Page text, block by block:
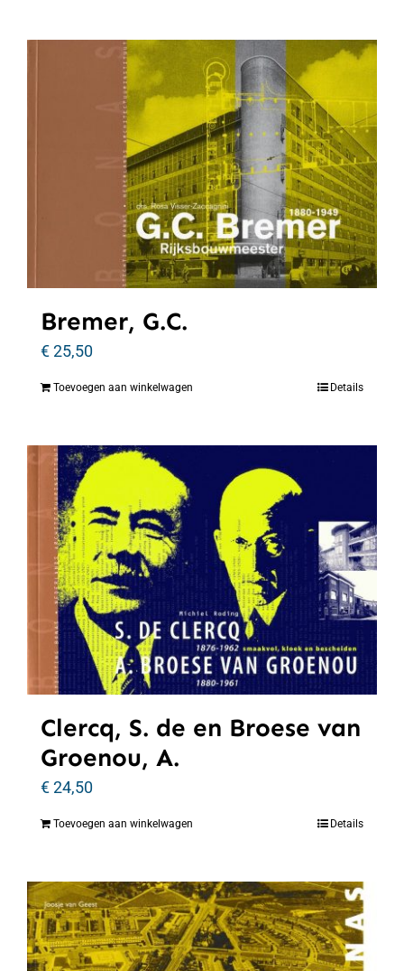
Bremer, G.C.
€25,50
Toevoegen aan winkelwagen Details
Clercq, S. de en Broese van
Groenou, A.
€24,50
Toevoegen aan winkelwagen Details